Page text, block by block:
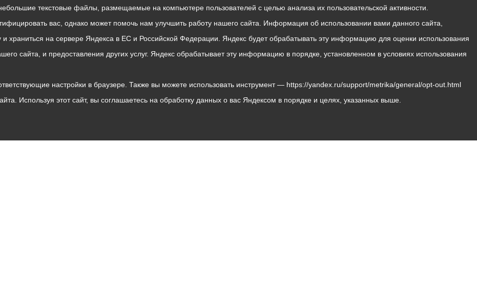
текстовые файлы, размещаемые на компьютере пользователей с целью анализа их пользовательской активности.
вас, однако может помочь нам улучшить работу нашего сайта. Информация об использовании вами данного сайта,
храниться на сервере Яндекса в ЕС и Российской Федерации. Яндекс будет обрабатывать эту информацию для оценки использования
сайта, и предоставления других услуг. Яндекс обрабатывает эту информацию в порядке, установленном в условиях использования
настройки в браузере. Также вы можете использовать инструмент — https://yandex.ru/support/metrika/general/opt-out.html
Используя этот сайт, вы соглашаетесь на обработку данных о вас Яндексом в порядке и целях, указанных выше.